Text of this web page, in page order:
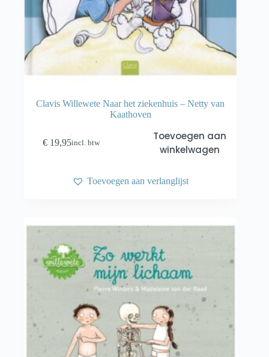
Clavis Willewete Naar het ziekenhuis – Netty van
Kaathoven
€ 19,95incl. btw
Toevoegen aan
winkelwagen
Toevoegen aan verlanglijst